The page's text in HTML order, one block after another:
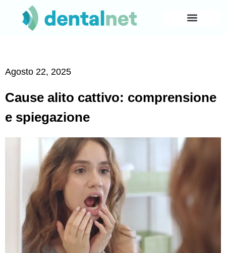
Agosto 22, 2025
Cause alito cattivo: comprensione
e spiegazione